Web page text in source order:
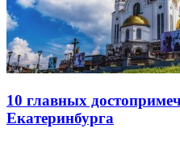
10 главных
Екатеринбурга